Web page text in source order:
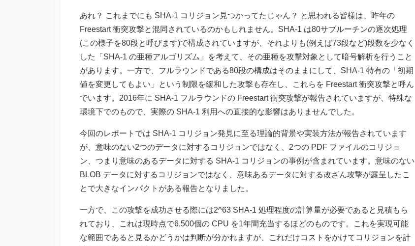
あれ？ これまでにも SHA-1 コリジョン見つかってたじゃん？ と思われる皆様は、昨年の
Freestart 衝突攻撃と混同されているのかもしれません。SHA-1 は80サブルーチンの逐次処理
(この様子を80段と呼びます)で構成されていますが、それよりも(例えば73段など)段数を少なく
した「SHA-1 の亜種アルゴリズム」を考えて、その亜種を攻撃対象として暗号解析を行うこと
があります。一方で、フルラウンドである80段の構成はそのままにして、SHA-1 特有の「初期
値を変更してもよい」という制限を緩和した攻撃も存在し、これらを Freestart 衝突攻撃と呼ん
でいます。2016年に SHA-1 フルラウンドの Freestart 衝突攻撃が報告されていますが、特殊な
環境下でのもので、実際の SHA-1 利用への直接的な影響はありませんでした。
今回のレポートでは SHA-1 コリジョン発見に至る理論的背景や実装方法が報告されています
が、意味のない2つのデータに対するコリジョンではなく、2つの PDF ファイルのコリジョ
ン、つまり意味のあるデータに対する SHA-1 コリジョンの事例が含まれています。意味のない
BLOB データに対するコリジョンではなく、意味あるデータに対する改ざん攻撃が露呈したこ
とで大きなインパクトがある報告となりました。
一方で、この攻撃を成功させる際には2^63 SHA-1 処理程度の計算量が必要であると見積もら
れており、これは現時点で6,500個の CPU を1年間充当するほどのものです。これを実現可能
な範囲であると見るかどうかは判断が分かれますが、これだけコストをかけてコリジョンを計